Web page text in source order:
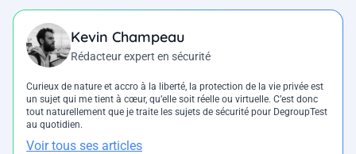
Kevin Champeau
Rédacteur expert en sécurité
Curieux de nature et accro à la liberté, la protection de la vie privée est
un sujet qui me tient à cœur, qu’elle soit réelle ou virtuelle. C’est donc
tout naturellement que je traite les sujets de sécurité pour DegroupTest
au quotidien.
Voir tous ses articles